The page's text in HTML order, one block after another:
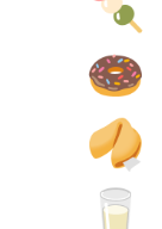
🍩
🥠
🥛